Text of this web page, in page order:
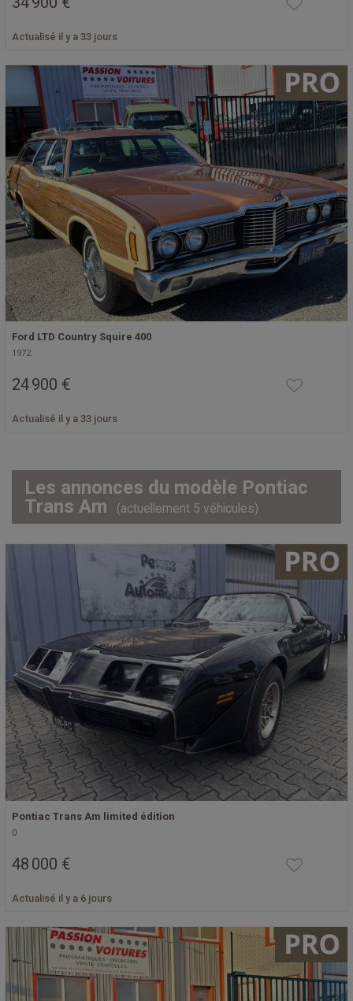
Actualisé il y a 33 jours
Ford LTD Country Squire 400
1972
24 900 €
Actualisé il y a 33 jours
Les annonces du modèle Pontiac
Trans Am
(actuellement 5 véhicules)
Pontiac Trans Am limited édition
0
48 000 €
Actualisé il y a 6 jours